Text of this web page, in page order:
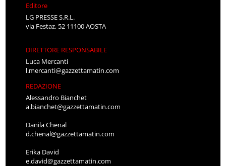
Editore
LG PRESSE S.R.L.
via Festaz, 52 11100 AOSTA
DIRETTORE RESPONSABILE
Luca Mercanti
l.mercanti@gazzettamatin.com
REDAZIONE
Alessandro Bianchet
a.bianchet@gazzettamatin.com
Danila Chenal
d.chenal@gazzettamatin.com
Erika David
e.david@gazzettamatin.com